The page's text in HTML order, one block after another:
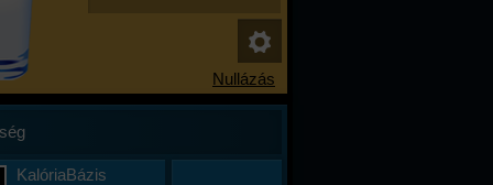
KalóriaBázis